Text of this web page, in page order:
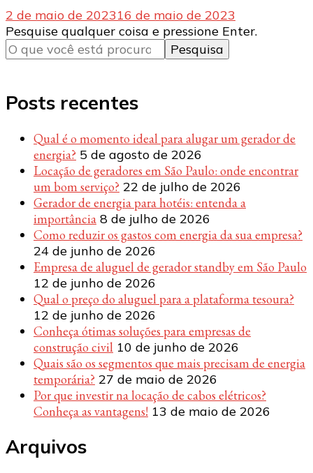
2 de maio de 202316 de maio de 2023
Procurando
algo?
Pesquise qualquer coisa e pressione Enter.
Posts recentes
Qual é o momento ideal para alugar um gerador de
energia? 5 de agosto de 2026
Locação de geradores em São Paulo: onde encontrar
um bom serviço? 22 de julho de 2026
Gerador de energia para hotéis: entenda a
importância 8 de julho de 2026
Como reduzir os gastos com energia da sua empresa?
24 de junho de 2026
Empresa de aluguel de gerador standby em São Paulo
12 de junho de 2026
Qual o preço do aluguel para a plataforma tesoura?
12 de junho de 2026
Conheça ótimas soluções para empresas de
construção civil 10 de junho de 2026
Quais são os segmentos que mais precisam de energia
temporária? 27 de maio de 2026
Por que investir na locação de cabos elétricos?
Conheça as vantagens! 13 de maio de 2026
Arquivos